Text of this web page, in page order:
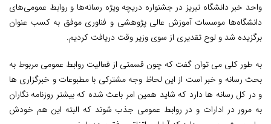
واحد خبر دانشگاه تبریز در جشنواره دریچه ویژه رسانه‌ها و روابط عمومی‌های
دانشگاه‌ها موسسات آموزش عالی پژوهشی و فناوری موفق به کسب عنوان
برگزیده شد و لوح تقدیری از سوی وزیر وقت دریافت کردیم.
به طور کلی می توان گفت که چون قسمتی از فعالیت روابط عمومی مربوط به
بحث رسانه و خبر است از این لحاظ وجه مشترکی با مطبوعات و خبرگزاری ها
و در کل رسانه ها دارد که شاید همین امر باعث شده که بیشتر روزنامه نگاران
به مرور در ادارات و در روابط عمومی جذب شوند که البته این هم خودش